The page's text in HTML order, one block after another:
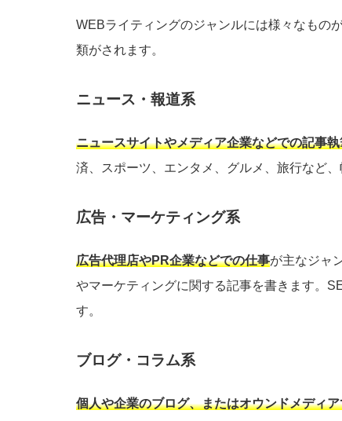
WEBライティングのジャンルには様々なもの
類がされます。
ニュース・報道系
ニュースサイトやメディア企業などでの記事執
済、スポーツ、エンタメ、グルメ、旅行など
広告・マーケティング系
広告代理店やPR企業などでの仕事が主なジャ
やマーケティングに関する記事を書きます。
す。
ブログ・コラム系
個人や企業のブログ、またはオウンドメディ